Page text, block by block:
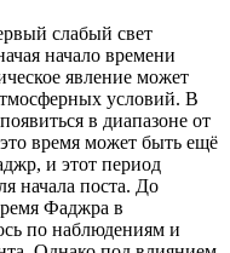
слабый свет
начало времени
явление может
условий. В
в диапазоне от
время может быть ещё
и этот период
начала поста. До
Фаджра в
по наблюдениям и